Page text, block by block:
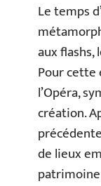
Le temps
aux flashs,
Pour
l’Opéra,
création.
de lieux